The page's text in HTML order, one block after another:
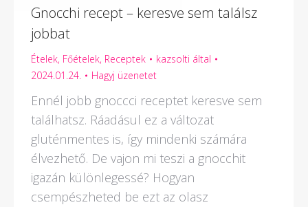
Gnocchi recept – keresve sem találsz
jobbat
Ételek, Főételek, Receptek kazsolti által
2024.01.24.
Hagyj üzenetet
Ennél jobb gnoccci receptet keresve sem
találhatsz. Ráadásul ez a változat
gluténmentes is, így mindenki számára
élvezhető. De vajon mi teszi a gnocchit
igazán különlegessé? Hogyan
csempészheted be ezt az olasz